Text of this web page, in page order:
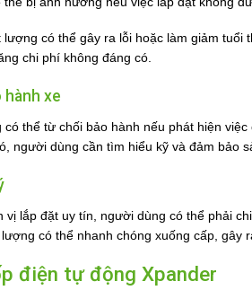
lượng có thể gây ra lỗi hoặc làm giảm
chi phí không đáng có.
hành xe
có thể từ chối bảo hành nếu phát hiện
người dùng cần tìm hiểu kỹ và đảm bảo
vị lắp đặt uy tín, người dùng có thể phải
có thể nhanh chóng xuống cấp, gây
điện tự động Xpander